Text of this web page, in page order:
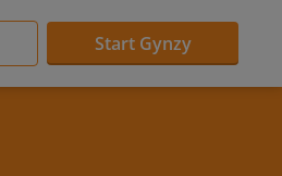
Start Gynzy